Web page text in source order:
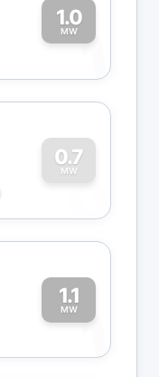
1.0
MW1
0.7
MW
0
1.1
MW1